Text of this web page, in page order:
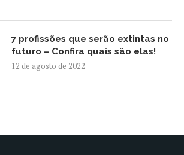
7 profissões que serão extintas no
futuro – Confira quais são elas!
12 de agosto de 2022